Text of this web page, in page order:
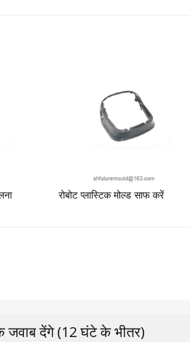
रोबोट प्लास्टिक मोल्ड साफ करें
जवाब देंगे (12 घंटे के भीतर)